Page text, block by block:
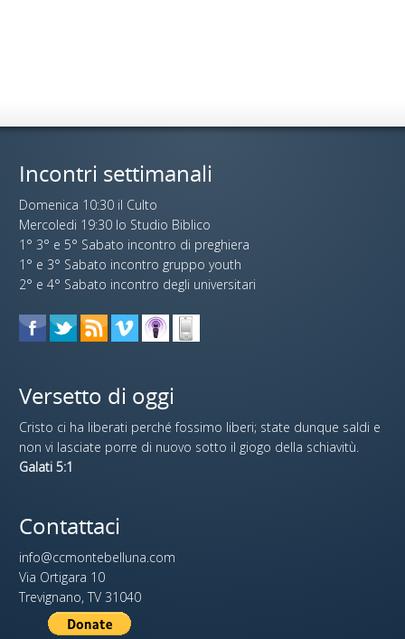
Incontri settimanali
Domenica 10:30 il Culto
Mercoledi 19:30 lo Studio Biblico
1° 3° e 5° Sabato incontro di preghiera
1° e 3° Sabato incontro gruppo youth
2° e 4° Sabato incontro degli universitari
Versetto di oggi
Cristo ci ha liberati perché fossimo liberi; state dunque saldi e
non vi lasciate porre di nuovo sotto il giogo della schiavitù.
Galati 5:1
Contattaci
info@ccmontebelluna.com
Via Ortigara 10
Trevignano, TV 31040